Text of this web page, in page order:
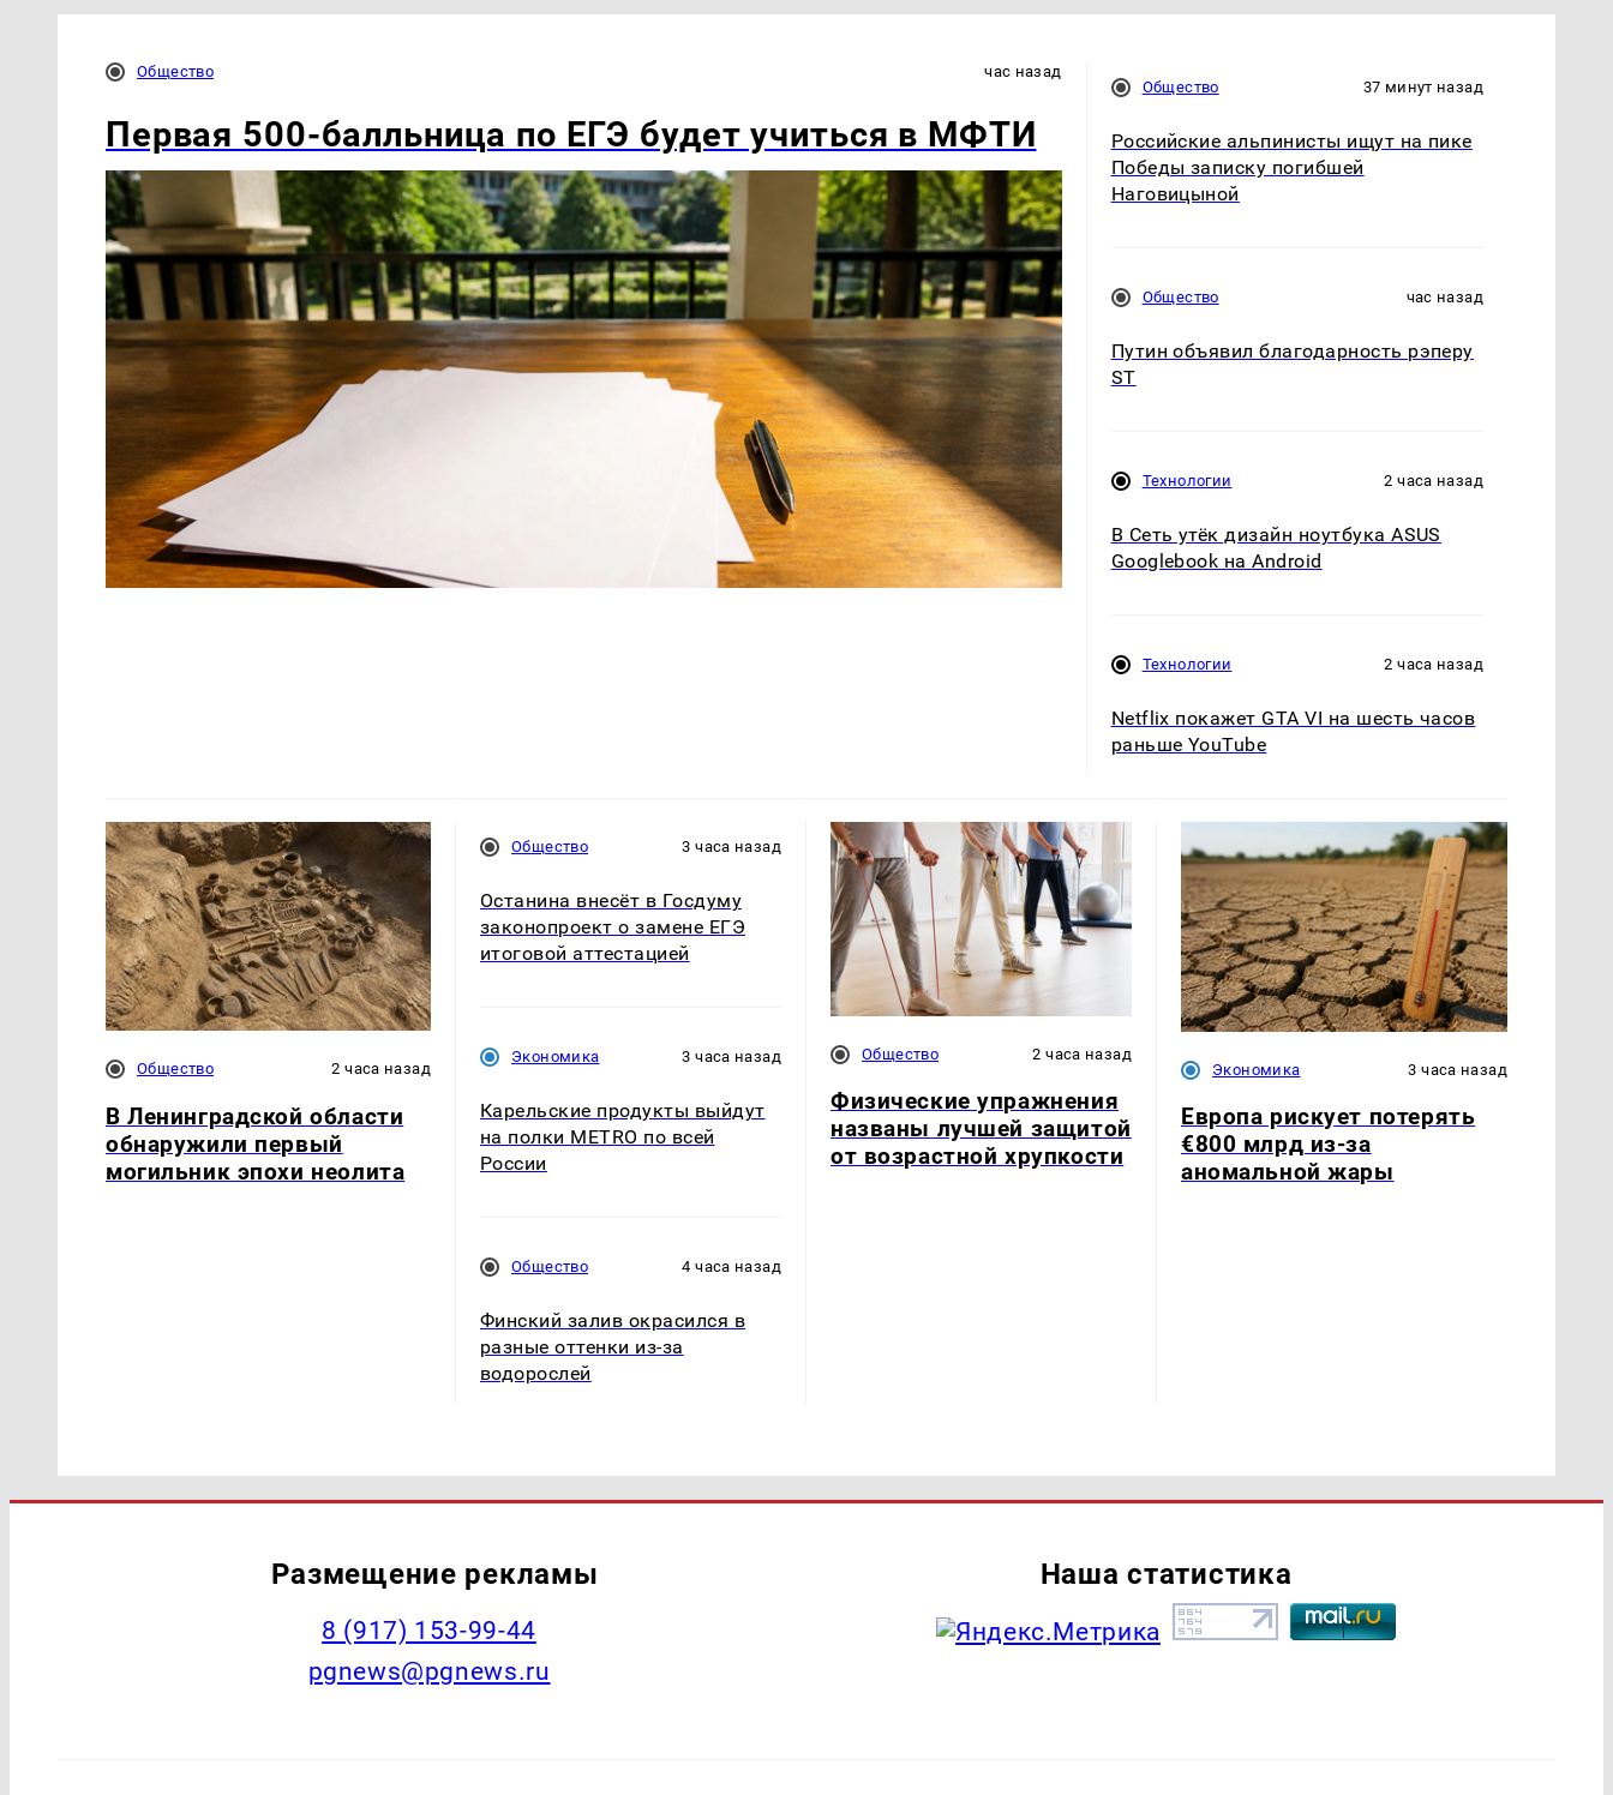
Общество час назад
Первая 500-балльница по ЕГЭ будет учиться в МФТИ
Общество 37 минут назад
Российские альпинисты ищут на пике
Победы записку погибшей
Наговицыной
Общество час назад
Путин объявил благодарность рэперу
ST
Технологии 2 часа назад
В Сеть утёк дизайн ноутбука ASUS
Googlebook на Android
Технологии 2 часа назад
Netflix покажет GTA VI на шесть часов
раньше YouTube
Общество 2 часа назад
В Ленинградской области
обнаружили первый
могильник эпохи неолита
Общество 3 часа назад
Останина внесёт в Госдуму
законопроект о замене ЕГЭ
итоговой аттестацией
Экономика 3 часа назад
Карельские продукты выйдут
на полки METRO по всей
России
Общество 4 часа назад
Финский залив окрасился в
разные оттенки из-за
водорослей
Общество 2 часа назад
Физические упражнения
названы лучшей защитой
от возрастной хрупкости
Экономика 3 часа назад
Европа рискует потерять
€800 млрд из-за
аномальной жары
Размещение рекламы
‭8 (917) 153-99-44
pgnews@pgnews.ru
Наша статистика